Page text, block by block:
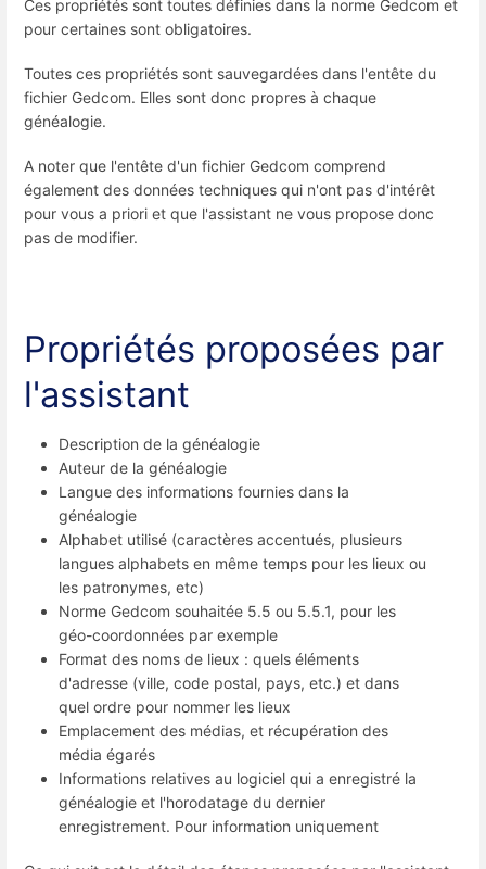
Ces propriétés sont toutes définies dans la norme Gedcom et
pour certaines sont obligatoires.
Toutes ces propriétés sont sauvegardées dans l'entête du
fichier Gedcom. Elles sont donc propres à chaque
généalogie.
A noter que l'entête d'un fichier Gedcom comprend
également des données techniques qui n'ont pas d'intérêt
pour vous a priori et que l'assistant ne vous propose donc
pas de modifier.
Propriétés proposées par
l'assistant
Description de la généalogie
Auteur de la généalogie
Langue des informations fournies dans la
généalogie
Alphabet utilisé (caractères accentués, plusieurs
langues alphabets en même temps pour les lieux ou
les patronymes, etc)
Norme Gedcom souhaitée 5.5 ou 5.5.1, pour les
géo-coordonnées par exemple
Format des noms de lieux : quels éléments
d'adresse (ville, code postal, pays, etc.) et dans
quel ordre pour nommer les lieux
Emplacement des médias, et récupération des
média égarés
Informations relatives au logiciel qui a enregistré la
généalogie et l'horodatage du dernier
enregistrement. Pour information uniquement